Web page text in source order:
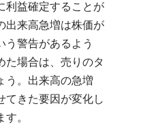
利益確定することが
出来高急増は株価が
う警告があるよう
た場合は、売りのタ
う。出来高の急増
てきた要因が変化し
。